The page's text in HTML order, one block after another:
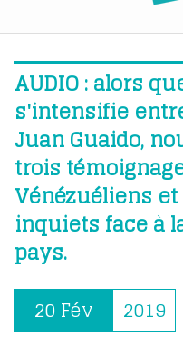
AUDIO : alors
s'intensifie
Juan Guaido,
trois
Vénézuéliens
inquiets face à
pays.
20 Fév 2019